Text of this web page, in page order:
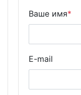
Ваше имя*
E-mail